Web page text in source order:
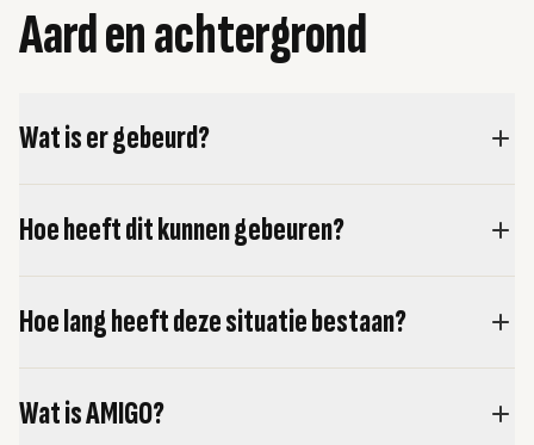
Aard en achtergrond
Wat is er gebeurd?
Hoe heeft dit kunnen gebeuren?
Hoe lang heeft deze situatie bestaan?
Wat is AMIGO?